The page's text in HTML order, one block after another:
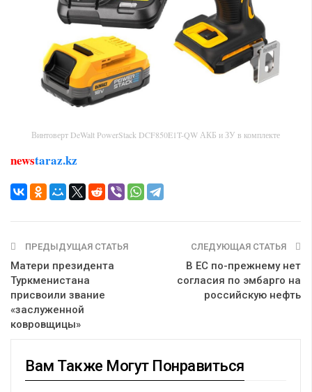
Винтоверт DeWalt PowerStack DCF850E1T-QW АКБ и ЗУ в комплекте
newstaraz.kz
ПРЕДЫДУЩАЯ СТАТЬЯ
Матери президента
Туркменистана
присвоили звание
«заслуженной
ковровщицы»
СЛЕДУЮЩАЯ СТАТЬЯ
В ЕС по-прежнему нет
согласия по эмбарго на
российскую нефть
Вам Также Могут Понравиться